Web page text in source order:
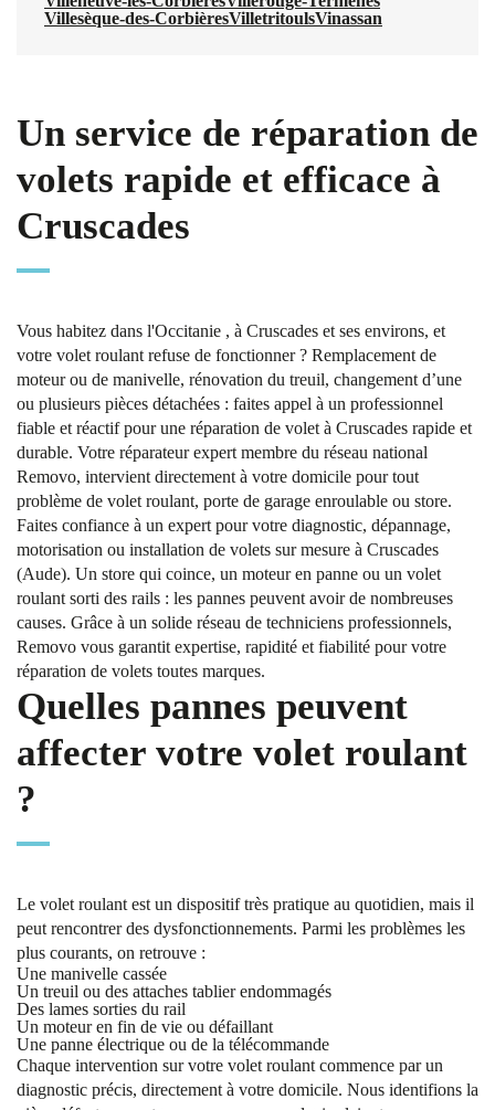
Villesèque-des-CorbièresVilletritoulsVinassan
Un service de réparation de
volets rapide et efficace à
Cruscades
Vous habitez dans l'Occitanie , à Cruscades et ses environs, et
votre volet roulant refuse de fonctionner ? Remplacement de
moteur ou de manivelle, rénovation du treuil, changement d’une
ou plusieurs pièces détachées : faites appel à un professionnel
fiable et réactif pour une réparation de volet à Cruscades rapide et
durable. Votre réparateur expert membre du réseau national
Removo, intervient directement à votre domicile pour tout
problème de volet roulant, porte de garage enroulable ou store.
Faites confiance à un expert pour votre diagnostic, dépannage,
motorisation ou installation de volets sur mesure à Cruscades
(Aude). Un store qui coince, un moteur en panne ou un volet
roulant sorti des rails : les pannes peuvent avoir de nombreuses
causes. Grâce à un solide réseau de techniciens professionnels,
Removo vous garantit expertise, rapidité et fiabilité pour votre
réparation de volets toutes marques.
Quelles pannes peuvent
affecter votre volet roulant
?
Le volet roulant est un dispositif très pratique au quotidien, mais il
peut rencontrer des dysfonctionnements. Parmi les problèmes les
plus courants, on retrouve :
Une manivelle cassée
Un treuil ou des attaches tablier endommagés
Des lames sorties du rail
Un moteur en fin de vie ou défaillant
Une panne électrique ou de la télécommande
Chaque intervention sur votre volet roulant commence par un
diagnostic précis, directement à votre domicile. Nous identifions la